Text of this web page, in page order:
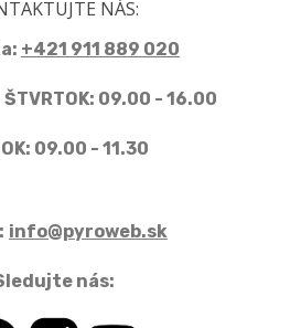
NÁS:
+421 911 889 020
ŠTVRTOK: 09.00 - 16.00
09.00 - 11.30
info@pyroweb.sk
nás: